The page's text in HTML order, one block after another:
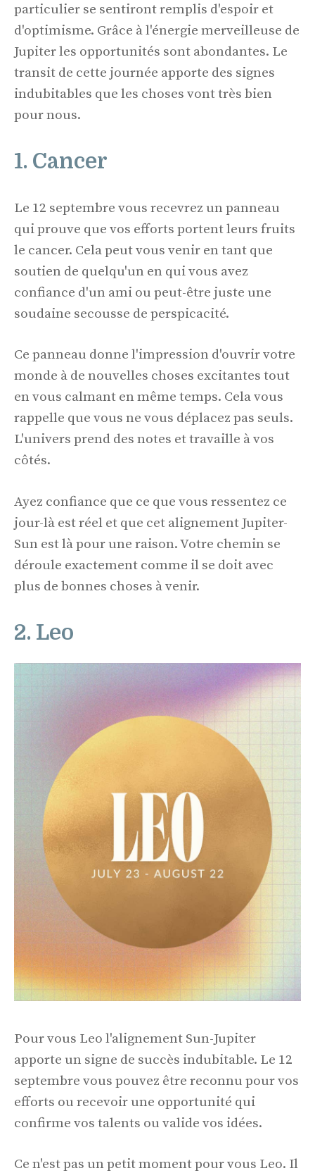
particulier se sentiront remplis d'espoir et
d'optimisme. Grâce à l'énergie merveilleuse de
Jupiter les opportunités sont abondantes. Le
transit de cette journée apporte des signes
indubitables que les choses vont très bien
pour nous.
1. Cancer
Le 12 septembre vous recevrez un panneau
qui prouve que vos efforts portent leurs fruits
le cancer. Cela peut vous venir en tant que
soutien de quelqu'un en qui vous avez
confiance d'un ami ou peut-être juste une
soudaine secousse de perspicacité.
Ce panneau donne l'impression d'ouvrir votre
monde à de nouvelles choses excitantes tout
en vous calmant en même temps. Cela vous
rappelle que vous ne vous déplacez pas seuls.
L'univers prend des notes et travaille à vos
côtés.
Ayez confiance que ce que vous ressentez ce
jour-là est réel et que cet alignement Jupiter-
Sun est là pour une raison. Votre chemin se
déroule exactement comme il se doit avec
plus de bonnes choses à venir.
2. Leo
Pour vous Leo l'alignement Sun-Jupiter
apporte un signe de succès indubitable. Le 12
septembre vous pouvez être reconnu pour vos
efforts ou recevoir une opportunité qui
confirme vos talents ou valide vos idées.
Ce n'est pas un petit moment pour vous Leo. Il